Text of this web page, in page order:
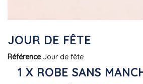
JOUR DE FÊTE
Référence Jour de fête
1 X ROBE SANS